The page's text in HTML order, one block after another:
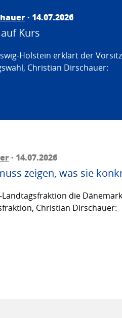
· 14.07.2026
Kurs
Holstein erklärt der
Christian Dirschauer:
· 14.07.2026
zeigen, was sie
die
Christian Dirschauer: